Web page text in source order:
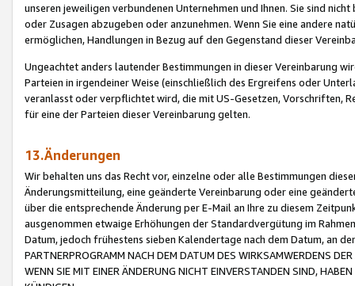
unseren jeweiligen verbundenen Unternehmen und Ihnen. Sie sind
oder Zusagen abzugeben oder anzunehmen. Wenn Sie eine andere
ermöglichen, Handlungen in Bezug auf den Gegenstand dieser
Ungeachtet anders lautender Bestimmungen in dieser Vereinbarung
Parteien in irgendeiner Weise (einschließlich des Ergreifens oder
veranlasst oder verpflichtet wird, die mit US-Gesetzen, Vorschriften,
für eine der Parteien dieser Vereinbarung gelten.
13.Änderungen
Wir behalten uns das Recht vor, einzelne oder alle Bestimmungen
Änderungsmitteilung, eine geänderte Vereinbarung oder eine
über die entsprechende Änderung per E-Mail an Ihre zu diesem
ausgenommen etwaige Erhöhungen der Standardvergütung im
Datum, jedoch frühestens sieben Kalendertage nach dem Datum, an
PARTNERPROGRAMM NACH DEM DATUM DES WIRKSAMWERDENS
WENN SIE MIT EINER ÄNDERUNG NICHT EINVERSTANDEN SIND,